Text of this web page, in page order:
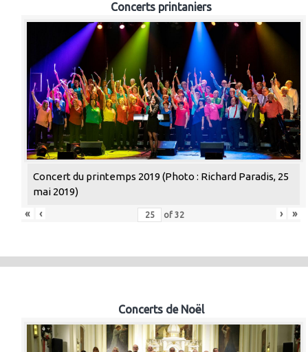
Concerts printaniers
Concert du printemps 2019 (Photo : Richard Paradis, 25
mai 2019)
«
‹ of 32 › »
Concerts de Noël